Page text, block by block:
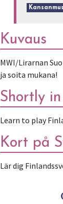
Kuvaus
MWI/Lirarnan
ja soita mukana!
Shortly
Learn to play
Kort på
Lär dig